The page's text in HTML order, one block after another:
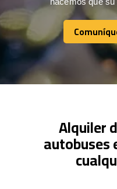
Alquiler
autobuses